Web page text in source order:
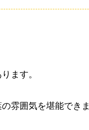
ます。
雰囲気を堪能できま